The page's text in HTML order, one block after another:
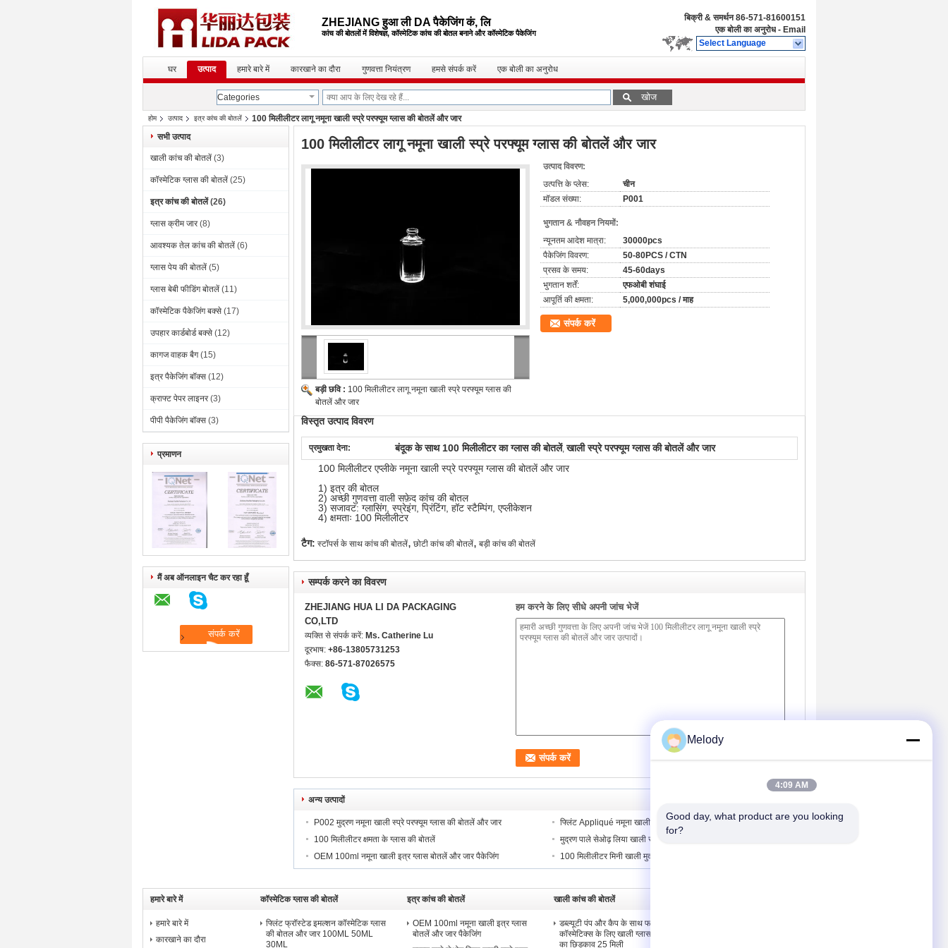
ZHEJIANG हुआ ली DA पैकेजिंग कं, लि
कांच की बोतलों में विशेषज्ञ, कॉस्मेटिक कांच की बोतलबनाने और कॉस्मेटिक पैकेजिंग
बिक्री & समर्थन86-571-81600151
एक बोली का अनुरोध - Email
Select Language
घर उत्पाद हमारे बारे में कारखाने का दौरा गुणवत्ता नियंत्रण हमसे संपर्क करें एक बोली का अनुरोध
Categories खोज
होम उत्पाद इत्र कांच की बोतलें
100 मिलीलीटर लागू नमूना खाली स्प्रे परफ्यूम ग्लास की बोतलें और जार
सभी उत्पाद
खाली कांच की बोतलें (3)
कॉस्मेटिक ग्लास की बोतलें (25)
इत्र कांच की बोतलें (26)
ग्लास क्रीम जार (8)
आवश्यक तेल कांच की बोतलें (6)
ग्लास पेय की बोतलें (5)
ग्लास बेबी फीडिंग बोतलें (11)
कॉस्मेटिक पैकेजिंग बक्से (17)
उपहार कार्डबोर्ड बक्से (12)
कागज वाहक बैग (15)
इत्र पैकेजिंग बॉक्स (12)
क्राफ्ट पेपर लाइनर (3)
पीपी पैकेजिंग बॉक्स (3)
प्रमाणन
मैं अब ऑनलाइन चैट कर रहा हूँ
100 मिलीलीटर लागू नमूना खाली स्प्रे परफ्यूम ग्लास की बोतलें और जार
बड़ी छवि : 100 मिलीलीटर लागू नमूना खाली स्प्रे परफ्यूम ग्लास की
बोतलें और जार
उत्पाद विवरण:
उत्पत्ति के प्लेस:
चीन
मॉडल संख्या:
P001
भुगतान & नौवहन नियमों:
न्यूनतम आदेश मात्रा:
30000pcs
पैकेजिंग विवरण:
50-80PCS / CTN
प्रसव के समय:
45-60days
भुगतान शर्तें:
एफओबी शंघाई
आपूर्ति की क्षमता:
5,000,000pcs / माह
संपर्क करें
विस्तृत उत्पाद विवरण
प्रमुखता देना: बंदूक के साथ 100 मिलीलीटर का ग्लास की बोतलें,खाली स्प्रे परफ्यूम ग्लास की बोतलें और जार
100 मिलीलीटर एप्लीके नमूना खाली स्प्रे परफ्यूम ग्लास की बोतलें और जार
1) इत्र की बोतल
2) अच्छी गुणवत्ता वाली सफ़ेद कांच की बोतल
3) सजावट: ग्लासिंग, स्प्रेइंग, प्रिंटिंग, हॉट स्टैम्पिंग, एप्लीकेशन
4) क्षमताः 100 मिलीलीटर
टैग: स्टॉपर्स के साथ कांच की बोतलें, छोटी कांच की बोतलें, बड़ी कांच की बोतलें
सम्पर्क करने का विवरण
ZHEJIANG HUA LI DA PACKAGING
CO,LTD
व्यक्ति से संपर्क करें: Ms. Catherine Lu
दूरभाष: +86-13805731253
फैक्स: 86-571-87026575
हम करने के लिए सीधे अपनी जांच भेजें
अन्य उत्पादों
P002 मुद्रण नमूना खाली स्प्रे परफ्यूम ग्लास की बोतलें और जार
फ्लिंट Appliqué नमूना खाली स्प्रे इत्र कांच की बोतलें और जार
100 मिलीलीटर क्षमता के ग्लास की बोतलें
मुद्रण पाले सेओढ़ लिया खाली स्प्रे इत्र कांच की बोतलें और जार
OEM 100ml नमूना खाली इत्र ग्लास बोतलें और जार पैकेजिंग
100 मिलीलीटर मिनी खाली मुद्रण इत्र ग्लास भंडारण की बोतलें और जार
हमारे बारे में
हमारे बारे में
कारखाने का दौरा
कॉस्मेटिक ग्लास की बोतलें
फ्लिंट फ्रॉस्टेड इमल्शन कॉस्मेटिक ग्लास
की बोतल और जार 100ML 50ML
30ML
इत्र कांच की बोतलें
OEM 100ml नमूना खाली इत्र ग्लास
बोतलें और जार पैकेजिंग
खाली कांच की बोतलें
डब्ल्यूटी पंप और कैप के साथ फाउंडेशन
कॉस्मेटिक्स के लिए खाली ग्लास बोतलों
का छिड़काव 25 मिली
Melody
4:09 AM
Good day, what product are you looking
for?